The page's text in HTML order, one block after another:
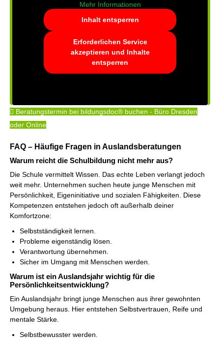
Mehr Informationen
Inhalt entsperren
Erforderlichen Service
akzeptieren und Inhalte
entsperren
Beratungstermin bei bildungsdoc® buchen - Büro Dresden
oder Online
FAQ – Häufige Fragen in Auslandsberatungen
Warum reicht die Schulbildung nicht mehr aus?
Die Schule vermittelt Wissen. Das echte Leben verlangt jedoch
weit mehr. Unternehmen suchen heute junge Menschen mit
Persönlichkeit, Eigeninitiative und sozialen Fähigkeiten. Diese
Kompetenzen entstehen jedoch oft außerhalb deiner
Komfortzone:
Selbstständigkeit lernen.
Probleme eigenständig lösen.
Verantwortung übernehmen.
Sicher im Umgang mit Menschen werden.
Warum ist ein Auslandsjahr wichtig für die
Persönlichkeitsentwicklung?
Ein Auslandsjahr bringt junge Menschen aus ihrer gewohnten
Umgebung heraus. Hier entstehen Selbstvertrauen, Reife und
mentale Stärke.
Selbstbewusster werden.